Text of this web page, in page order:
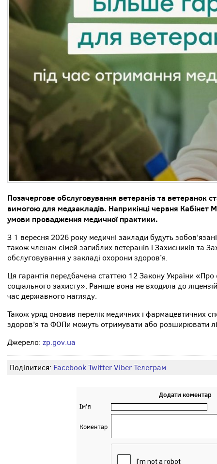
Позачергове обслуговування ветеранів та ветеранок
вимогою для медзакладів. Наприкінці червня Кабінет
умови провадження медичної практики.
З 1 вересня 2026 року медичні заклади будуть
також членам сімей загиблих ветеранів і Захисників та
обслуговування у закладі охорони здоров’я.
Ця гарантія передбачена статтею 12 Закону України «Про
соціального захисту». Раніше вона не входила до
час державного нагляду.
Також уряд оновив перелік медичних і фармацевтичних
здоров’я та ФОПи можуть отримувати або розширювати
Джерело: zp.gov.ua
Поділитися: FacebookTwitterViberТелеграм
Додати коментар
Ім'я
Коментар